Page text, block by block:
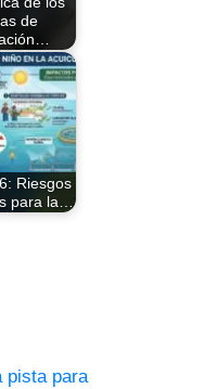
de
Riesgos
para la…
pista para